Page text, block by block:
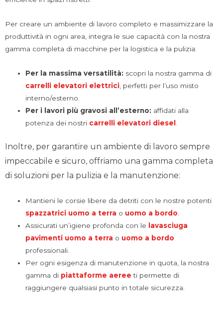
Per creare un ambiente di lavoro completo e massimizzare la
produttività in ogni area, integra le sue capacità con la nostra
gamma completa di macchine per la logistica e la pulizia:
Per la massima versatilità: scopri la nostra gamma di
carrelli elevatori elettrici , perfetti per l’uso misto
interno/esterno.
Per i lavori più gravosi all’esterno: affidati alla
potenza dei nostri carrelli elevatori diesel
Inoltre, per garantire un ambiente di lavoro sempre
impeccabile e sicuro, offriamo una gamma completa
di soluzioni per la pulizia e la manutenzione:
Mantieni le corsie libere da detriti con le nostre potenti
spazzatrici uomo a terra o uomo a bordo
Assicurati un’igiene profonda con le
lavasciuga
pavimenti uomo a terra o uomo a bordo
professionali.
Per ogni esigenza di manutenzione in quota, la nostra
gamma di piattaforme aeree ti permette di
raggiungere qualsiasi punto in totale sicurezza.